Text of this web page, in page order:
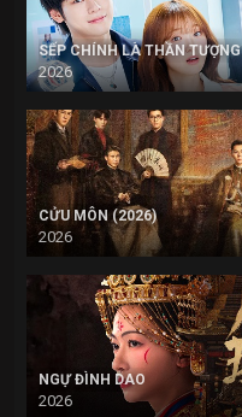
SẾP CHÍNH LÀ THẦN TƯỢNG
2026
CỬU MÔN (2026)
2026
NGỰ ĐÌNH DAO
2026